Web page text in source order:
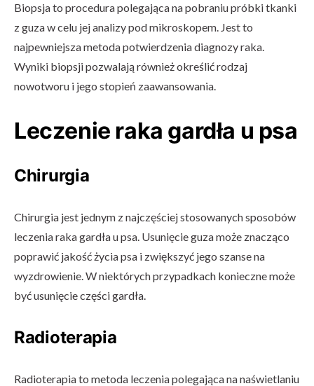
Biopsja to procedura polegająca na pobraniu próbki tkanki
z guza w celu jej analizy pod mikroskopem. Jest to
najpewniejsza metoda potwierdzenia diagnozy raka.
Wyniki biopsji pozwalają również określić rodzaj
nowotworu i jego stopień zaawansowania.
Leczenie raka gardła u psa
Chirurgia
Chirurgia jest jednym z najczęściej stosowanych sposobów
leczenia raka gardła u psa. Usunięcie guza może znacząco
poprawić jakość życia psa i zwiększyć jego szanse na
wyzdrowienie. W niektórych przypadkach konieczne może
być usunięcie części gardła.
Radioterapia
Radioterapia to metoda leczenia polegająca na naświetlaniu